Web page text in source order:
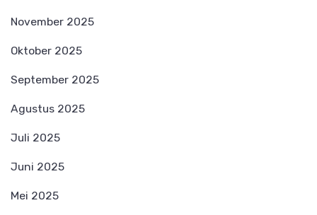
November 2025
Oktober 2025
September 2025
Agustus 2025
Juli 2025
Juni 2025
Mei 2025